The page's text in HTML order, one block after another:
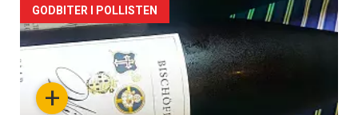
Forsiden
akkurat
nå+
GODBITER I POLLISTEN